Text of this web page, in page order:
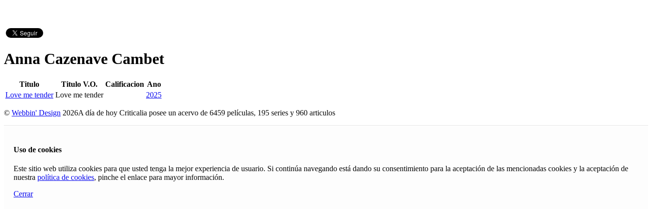
Anna Cazenave Cambet
Titulo Titulo V.O. Calificacion Ano
Love me tender Love me tender 2025
© Webbin' Design 2026A día de hoy Criticalia posee un acervo de 6459 películas, 195 series y 960 articulos
Uso de cookies
Este sitio web utiliza cookies para que usted tenga la mejor experiencia de usuario. Si continúa navegando está dando su consentimiento para la aceptación de las mencionadas cookies y la aceptación de
nuestra política de cookies, pinche el enlace para mayor información.
Cerrar